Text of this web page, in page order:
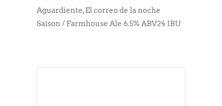
2.76de
5
Aguardiente,El correo de la noche
Saison / Farmhouse Ale 6.5% ABV24 IBU